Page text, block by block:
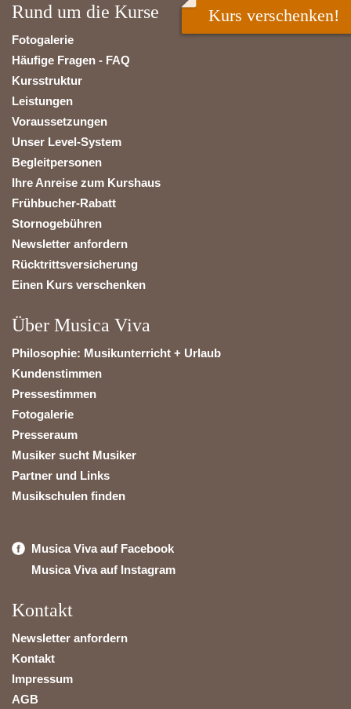
Rund um die Kurse
Fotogalerie
Häufige Fragen - FAQ
Kursstruktur
Leistungen
Voraussetzungen
Unser Level-System
Begleitpersonen
Ihre Anreise zum Kurshaus
Frühbucher-Rabatt
Stornogebühren
Newsletter anfordern
Rücktrittsversicherung
Einen Kurs verschenken
Über Musica Viva
Philosophie: Musikunterricht + Urlaub
Kundenstimmen
Pressestimmen
Fotogalerie
Presseraum
Musiker sucht Musiker
Partner und Links
Musikschulen finden
Musica Viva auf Facebook
Musica Viva auf Instagram
Kontakt
Newsletter anfordern
Kontakt
Impressum
AGB
Kurs verschenken!